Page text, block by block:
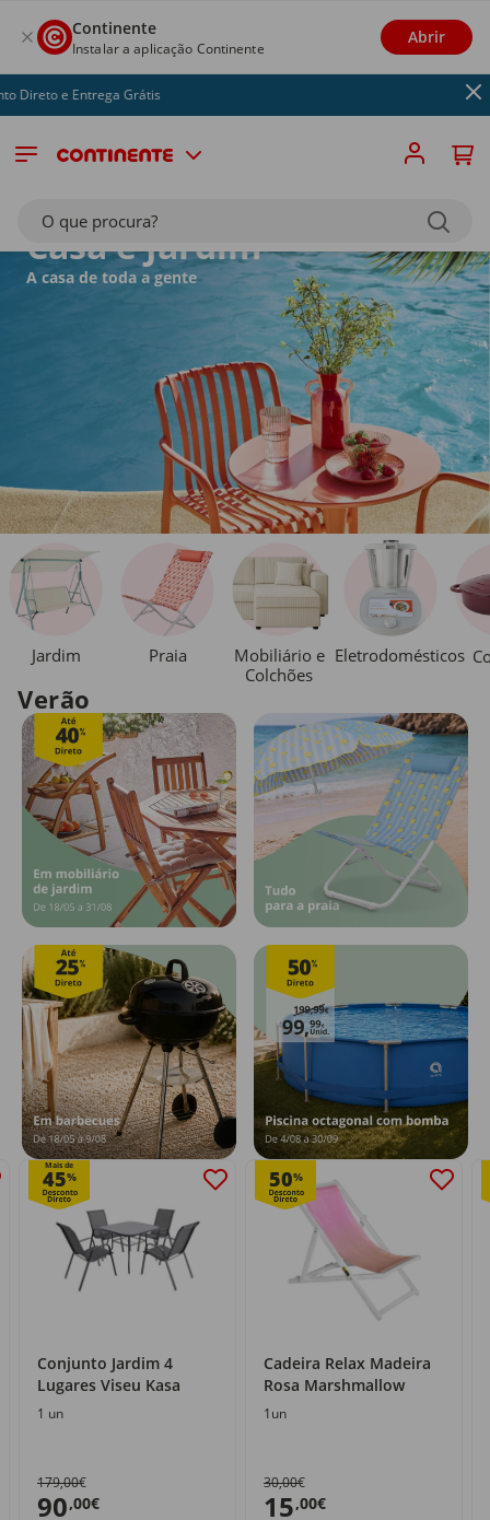
Continente
Instalar a aplicação Continente
Abrir
Grátis
O que procura?
Casa e Jardim
A casa de toda a gente
Jardim Praia
Mobiliário e
Colchões
Eletrodomésticos
Verão
Mais de
45%
Conjunto Jardim 4
Lugares Viseu Kasa
1 un
179,00€
90,00€
50%
Cadeira Relax Madeira
Rosa Marshmallow
1un
30,00€
15,00€